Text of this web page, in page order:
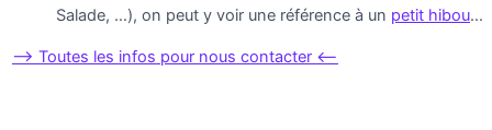
Salade, …), on peut y voir une référence à un petit hibou…
–> Toutes les infos pour nous contacter <–